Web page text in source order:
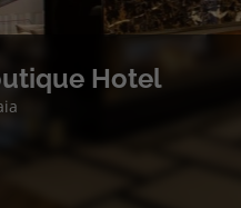
Hotel